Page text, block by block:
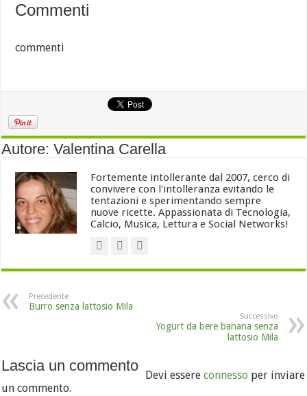
Commenti
commenti
Autore: Valentina Carella
Fortemente intollerante dal 2007, cerco di
convivere con l'intolleranza evitando le
tentazioni e sperimentando sempre
nuove ricette. Appassionata di Tecnologia,
Calcio, Musica, Lettura e Social Networks!
Precedente
Burro senza lattosio Mila
Successivo
Yogurt da bere banana senza
lattosio Mila
Lascia un commento
Devi essereconnesso per inviare
un commento.